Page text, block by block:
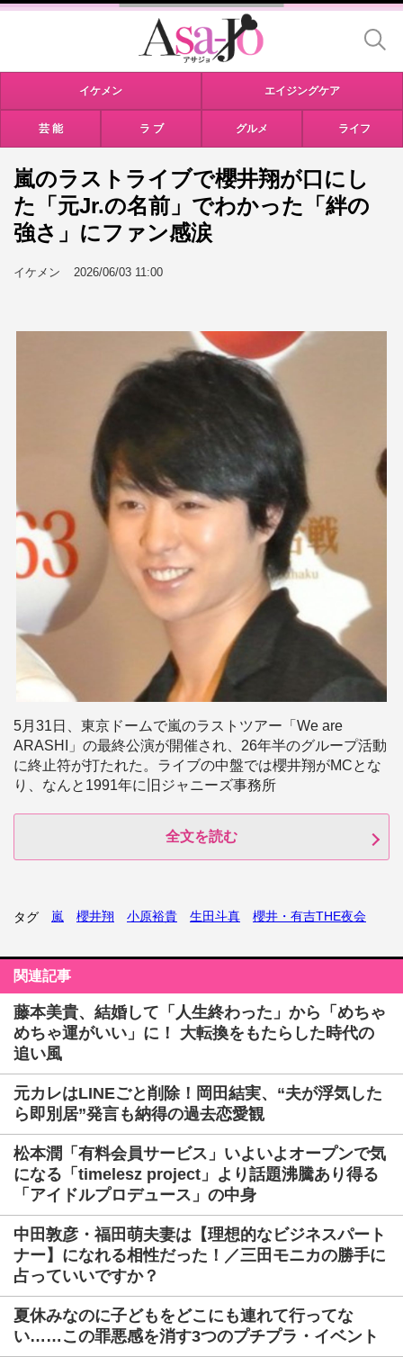
イケメン エイジングケア
芸 能 ラ ブ グルメ ライフ
嵐のラストライブで櫻井翔が口にし
た「元Jr.の名前」でわかった「絆の
強さ」にファン感涙
イケメン 2026/06/03 11:00
5月31日、東京ドームで嵐のラストツアー「We are
ARASHI」の最終公演が開催され、26年半のグループ活動
に終止符が打たれた。ライブの中盤では櫻井翔がMCとな
り、なんと1991年に旧ジャニーズ事務所
全文を読む
タグ 嵐 櫻井翔 小原裕貴 生田斗真 櫻井・有吉THE夜会
関連記事
藤本美貴、結婚して「人生終わった」から「めちゃ
めちゃ運がいい」に！ 大転換をもたらした時代の
追い風
元カレはLINEごと削除！岡田結実、“夫が浮気した
ら即別居”発言も納得の過去恋愛観
松本潤「有料会員サービス」いよいよオープンで気
になる「timelesz project」より話題沸騰あり得る
「アイドルプロデュース」の中身
中田敦彦・福田萌夫妻は【理想的なビジネスパート
ナー】になれる相性だった！／三田モニカの勝手に
占っていいですか？
夏休みなのに子どもをどこにも連れて行ってな
い……この罪悪感を消す3つのプチプラ・イベント